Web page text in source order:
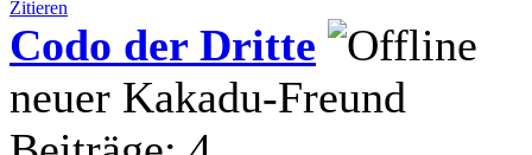
Zitieren
Codo der Dritte
neuer Kakadu-Freund